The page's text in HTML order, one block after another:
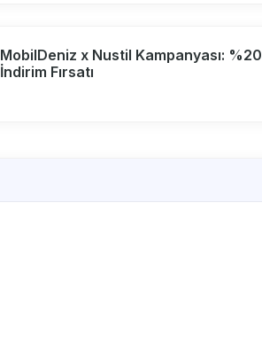
MobilDeniz x Nustil Kampanyası: %20
İndirim Fırsatı